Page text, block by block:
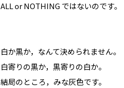
ALL or NOTHING ではないのです。
白か黒か，なんて決められません。
白寄りの黒か，黒寄りの白か。
結局のところ，みな灰色です。